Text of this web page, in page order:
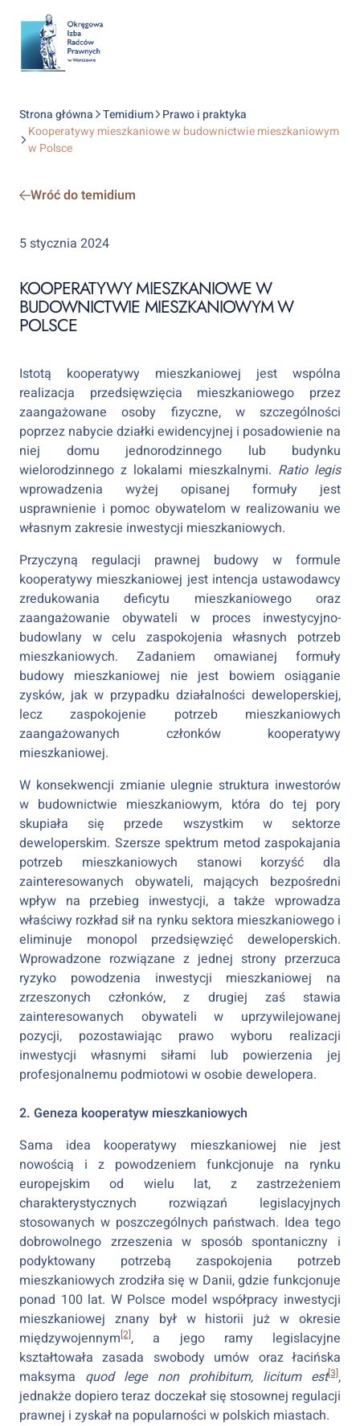
Strona główna Temidium Prawo i praktyka
Kooperatywy mieszkaniowe w budownictwie mieszkaniowym
w Polsce
Wróć do temidium
5 stycznia 2024
KOOPERATYWY MIESZKANIOWE W
BUDOWNICTWIE MIESZKANIOWYM W
POLSCE
Istotą kooperatywy mieszkaniowej jest wspólna
realizacja przedsięwzięcia mieszkaniowego przez
zaangażowane osoby fizyczne, w szczególności
poprzez nabycie działki ewidencyjnej i posadowienie na
niej domu jednorodzinnego lub budynku
wielorodzinnego z lokalami mieszkalnymi. Ratio legis
wprowadzenia wyżej opisanej formuły jest
usprawnienie i pomoc obywatelom w realizowaniu we
własnym zakresie inwestycji mieszkaniowych.
Przyczyną regulacji prawnej budowy w formule
kooperatywy mieszkaniowej jest intencja ustawodawcy
zredukowania deficytu mieszkaniowego oraz
zaangażowanie obywateli w proces inwestycyjno-
budowlany w celu zaspokojenia własnych potrzeb
mieszkaniowych. Zadaniem omawianej formuły
budowy mieszkaniowej nie jest bowiem osiąganie
zysków, jak w przypadku działalności deweloperskiej,
lecz zaspokojenie potrzeb mieszkaniowych
zaangażowanych członków kooperatywy
mieszkaniowej.
W konsekwencji zmianie ulegnie struktura inwestorów
w budownictwie mieszkaniowym, która do tej pory
skupiała się przede wszystkim w sektorze
deweloperskim. Szersze spektrum metod zaspokajania
potrzeb mieszkaniowych stanowi korzyść dla
zainteresowanych obywateli, mających bezpośredni
wpływ na przebieg inwestycji, a także wprowadza
właściwy rozkład sił na rynku sektora mieszkaniowego i
eliminuje monopol przedsięwzięć deweloperskich.
Wprowadzone rozwiązane z jednej strony przerzuca
ryzyko powodzenia inwestycji mieszkaniowej na
zrzeszonych członków, z drugiej zaś stawia
zainteresowanych obywateli w uprzywilejowanej
pozycji, pozostawiając prawo wyboru realizacji
inwestycji własnymi siłami lub powierzenia jej
profesjonalnemu podmiotowi w osobie dewelopera.
2. Geneza kooperatyw mieszkaniowych
Sama idea kooperatywy mieszkaniowej nie jest
nowością i z powodzeniem funkcjonuje na rynku
europejskim od wielu lat, z zastrzeżeniem
charakterystycznych rozwiązań legislacyjnych
stosowanych w poszczególnych państwach. Idea tego
dobrowolnego zrzeszenia w sposób spontaniczny i
podyktowany potrzebą zaspokojenia potrzeb
mieszkaniowych zrodziła się w Danii, gdzie funkcjonuje
ponad 100 lat. W Polsce model współpracy inwestycji
mieszkaniowej znany był w historii już w okresie
międzywojennym[2], a jego ramy legislacyjne
kształtowała zasada swobody umów oraz łacińska
maksyma quod lege non prohibitum, licitum est[3],
jednakże dopiero teraz doczekał się stosownej regulacji
prawnej i zyskał na popularności w polskich miastach.